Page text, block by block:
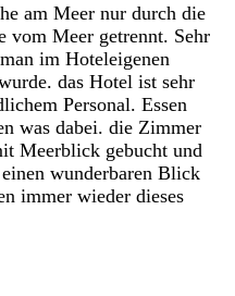
am Meer nur durch die
vom Meer getrennt. Sehr
im Hoteleigenen
das Hotel ist sehr
Personal. Essen
was dabei. die Zimmer
Meerblick gebucht und
wunderbaren Blick
immer wieder dieses